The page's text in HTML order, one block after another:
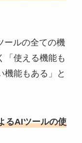
ールの全ての機
「使える機能も
機能もある」と
るAIツールの使